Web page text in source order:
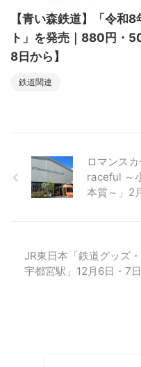
【青い森鉄道】「令和
ト」を発売｜880円・
8日から】
鉄道関連
ロマンス
raceful ～
本質～」2
JR東日本「鉄道グッズ
宇都宮駅」12月6日・7